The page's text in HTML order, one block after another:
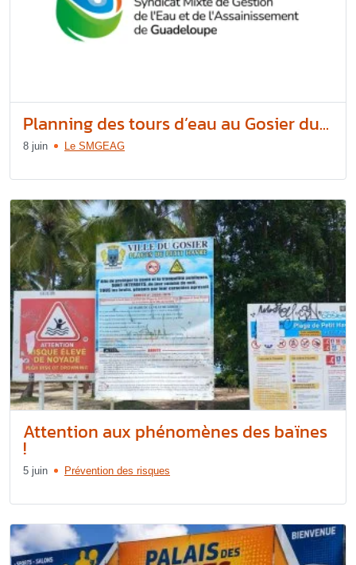
Planning des tours d’eau au Gosier du...
8 juin Le SMGEAG
Attention aux phénomènes des baïnes
!
5 juin Prévention des risques